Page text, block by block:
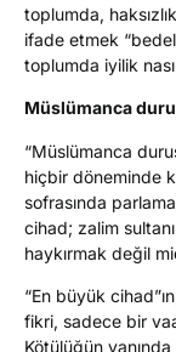
toplumda,
ifade etmek
toplumda iyilik
Müslümanca
“Müslümanca
hiçbir döneminde
sofrasında
cihad; zalim
haykırmak değil
“En büyük
fikri, sadece bir
Kötülüğün